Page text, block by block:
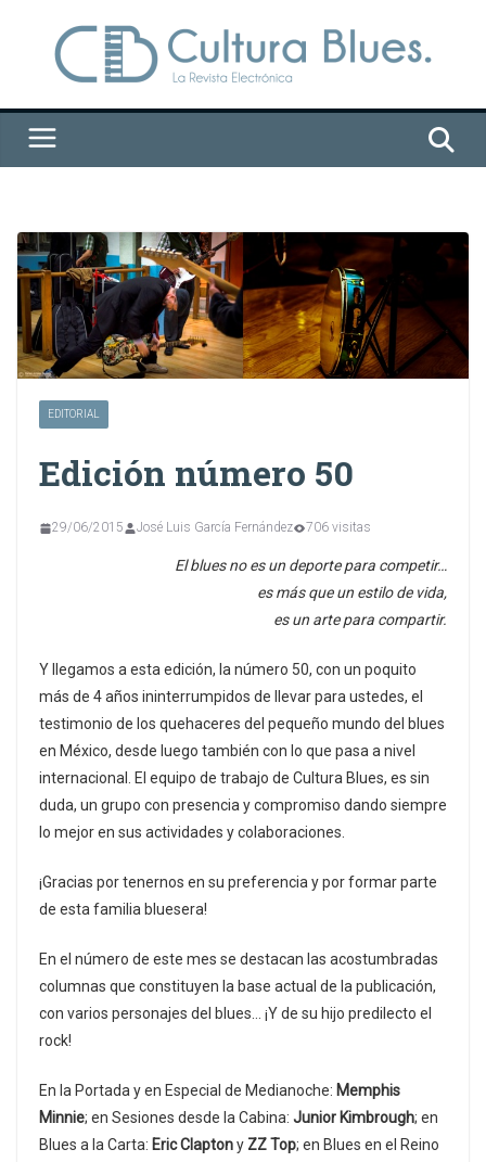
contenido
EDITORIAL
Edición número 50
29/06/2015 José Luis García Fernández 706 visitas
El blues no es un deporte para competir…
es más que un estilo de vida,
es un arte para compartir.
Y llegamos a esta edición, la número 50, con un poquito
más de 4 años ininterrumpidos de llevar para ustedes, el
testimonio de los quehaceres del pequeño mundo del blues
en México, desde luego también con lo que pasa a nivel
internacional. El equipo de trabajo de Cultura Blues, es sin
duda, un grupo con presencia y compromiso dando siempre
lo mejor en sus actividades y colaboraciones.
¡Gracias por tenernos en su preferencia y por formar parte
de esta familia bluesera!
En el número de este mes se destacan las acostumbradas
columnas que constituyen la base actual de la publicación,
con varios personajes del blues… ¡Y de su hijo predilecto el
rock!
En la Portada y en Especial de Medianoche: Memphis
Minnie; en Sesiones desde la Cabina: Junior Kimbrough; en
Blues a la Carta: Eric Claptony ZZ Top; en Blues en el Reino